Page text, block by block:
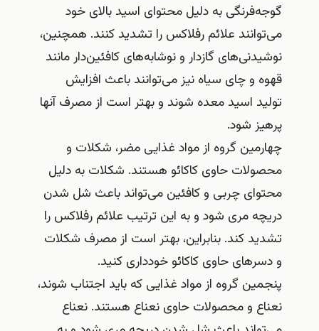
گوجه‌فرنگی به دلیل محتوای اسید بالای خود
می‌توانند علائم رفلاکس را تشدید کنند. همچنین،
نوشیدنی‌های گازدار و نوشابه‌های کافئین‌دار مانند
قهوه و چای سیاه نیز می‌توانند باعث افزایش
تولید اسید معده شوند و بهتر است از مصرف آنها
پرهیز شود.
چهارمین گروه از مواد غذایی مضر، شکلات و
محصولات حاوی کاکائو هستند. شکلات به دلیل
محتوای چربی و کافئین می‌تواند باعث شل شدن
دریچه مری شود و به این ترتیب علائم رفلاکس را
تشدید کند. بنابراین، بهتر است از مصرف شکلات
و دسرهای حاوی کاکائو خودداری کنید.
پنجمین گروه از مواد غذایی که باید اجتناب شوند،
نعناع و محصولات حاوی نعناع هستند. نعناع